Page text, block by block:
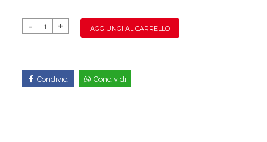
AGGIUNGI AL CARRELLO
Condividi Condividi